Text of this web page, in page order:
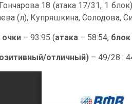
Гончарова 18 (атака 17/31, 1
(л), Купряшкина, Солодова,
– 93:95 (атака – 58:54, блок
отличный) – 49/28 :